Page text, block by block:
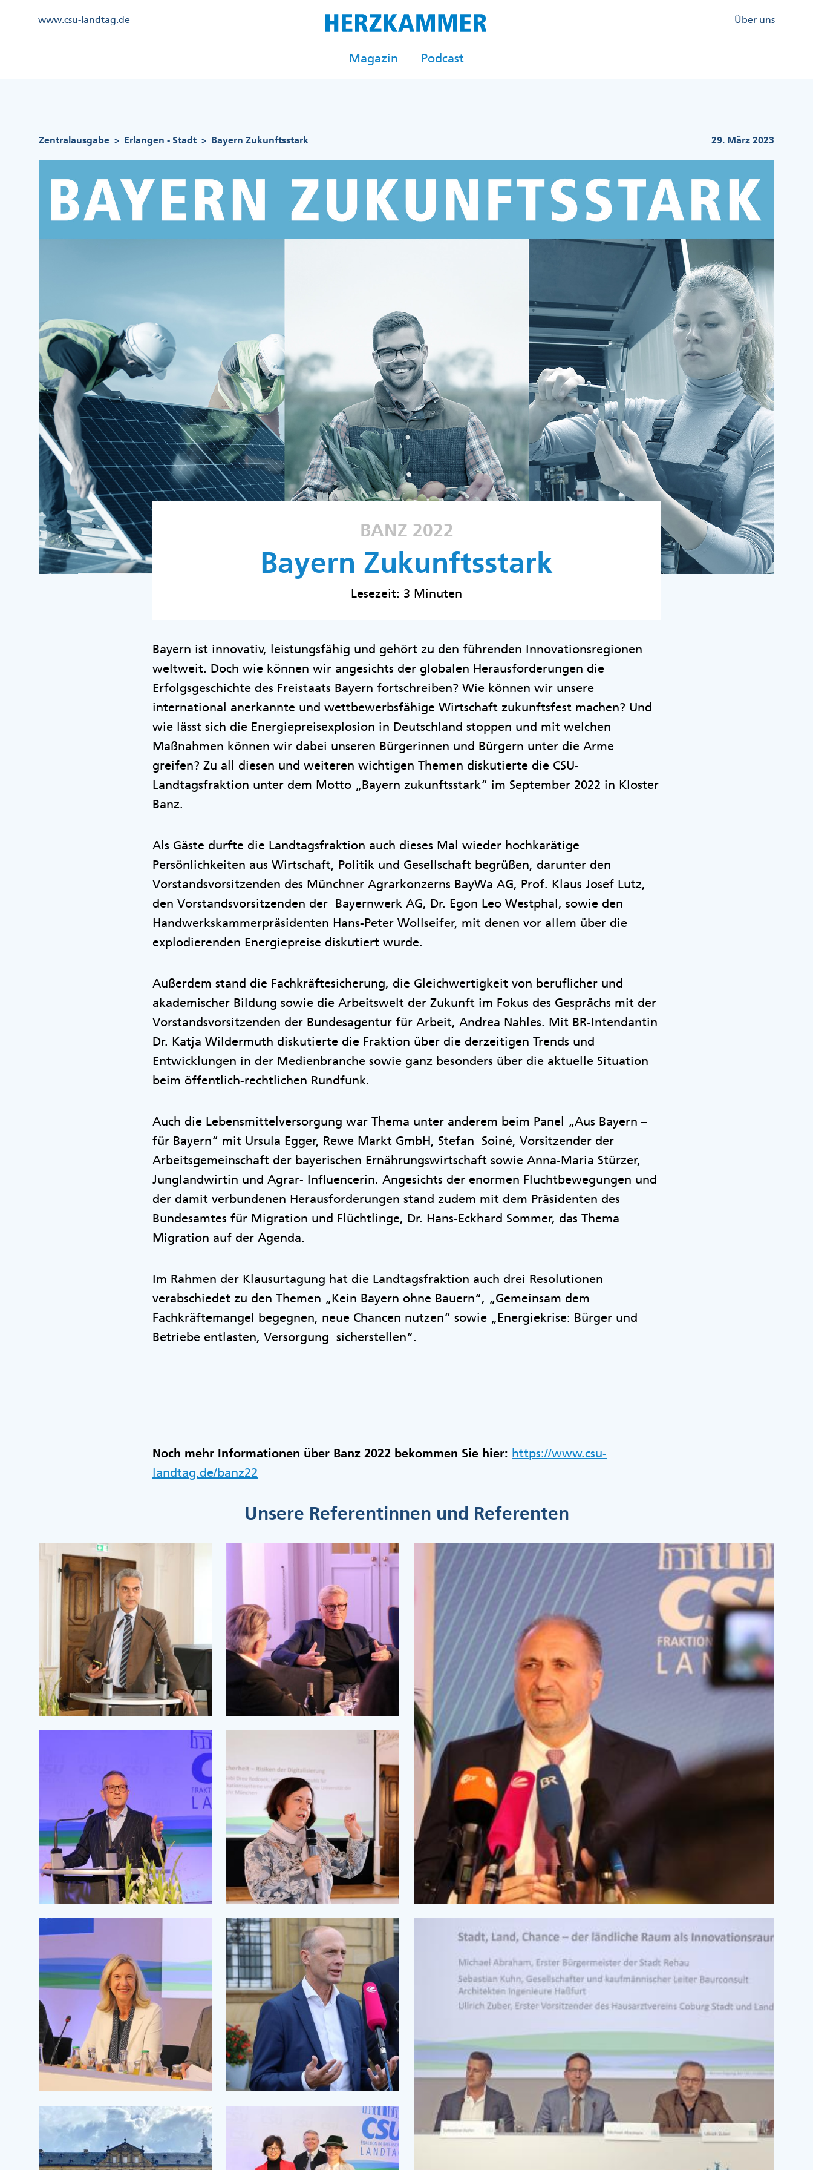
Kopfzeile
www.csu-landtag.de
Kopfzeile
Über uns
Magazin Podcast
Zentralausgabe > Erlangen - Stadt > Bayern Zukunftsstark 29. März 2023
BANZ 2022
Bayern Zukunftsstark
Lesezeit: 3 Minuten
Bayern ist innovativ, leistungsfähig und gehört zu den führenden Innovationsregionen
weltweit. Doch wie können wir angesichts der globalen Herausforderungen die
Erfolgsgeschichte des Freistaats Bayern fortschreiben? Wie können wir unsere
international anerkannte und wettbewerbsfähige Wirtschaft zukunftsfest machen? Und
wie lässt sich die Energiepreisexplosion in Deutschland stoppen und mit welchen
Maßnahmen können wir dabei unseren Bürgerinnen und Bürgern unter die Arme
greifen? Zu all diesen und weiteren wichtigen Themen diskutierte die CSU-
Landtagsfraktion unter dem Motto „Bayern zukunftsstark“ im September 2022 in Kloster
Banz.
Als Gäste durfte die Landtagsfraktion auch dieses Mal wieder hochkarätige
Persönlichkeiten aus Wirtschaft, Politik und Gesellschaft begrüßen, darunter den
Vorstandsvorsitzenden des Münchner Agrarkonzerns BayWa AG, Prof. Klaus Josef Lutz,
den Vorstandsvorsitzenden der Bayernwerk AG, Dr. Egon Leo Westphal, sowie den
Handwerkskammerpräsidenten Hans-Peter Wollseifer, mit denen vor allem über die
explodierenden Energiepreise diskutiert wurde.
Außerdem stand die Fachkräftesicherung, die Gleichwertigkeit von beruflicher und
akademischer Bildung sowie die Arbeitswelt der Zukunft im Fokus des Gesprächs mit der
Vorstandsvorsitzenden der Bundesagentur für Arbeit, Andrea Nahles. Mit BR-Intendantin
Dr. Katja Wildermuth diskutierte die Fraktion über die derzeitigen Trends und
Entwicklungen in der Medienbranche sowie ganz besonders über die aktuelle Situation
beim öffentlich-rechtlichen Rundfunk.
Auch die Lebensmittelversorgung war Thema unter anderem beim Panel „Aus Bayern –
für Bayern“ mit Ursula Egger, Rewe Markt GmbH, Stefan Soiné, Vorsitzender der
Arbeitsgemeinschaft der bayerischen Ernährungswirtschaft sowie Anna-Maria Stürzer,
Junglandwirtin und Agrar- Influencerin. Angesichts der enormen Fluchtbewegungen und
der damit verbundenen Herausforderungen stand zudem mit dem Präsidenten des
Bundesamtes für Migration und Flüchtlinge, Dr. Hans-Eckhard Sommer, das Thema
Migration auf der Agenda.
Im Rahmen der Klausurtagung hat die Landtagsfraktion auch drei Resolutionen
verabschiedet zu den Themen „Kein Bayern ohne Bauern“, „Gemeinsam dem
Fachkräftemangel begegnen, neue Chancen nutzen“ sowie „Energiekrise: Bürger und
Betriebe entlasten, Versorgung sicherstellen“.
Noch mehr Informationen über Banz 2022 bekommen Sie hier: https://www.csu-
landtag.de/banz22
Unsere Referentinnen und Referenten